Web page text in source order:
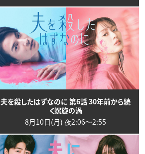
夫を殺したはずなのに 第6話 30年前から続
く螺旋の渦
8月10日(月) 夜2:06〜2:55